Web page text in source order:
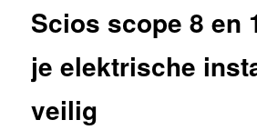
Scios scope 8 en
je elektrische
veilig